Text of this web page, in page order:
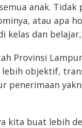
anak. Tidak
atau apa
kelas dan
Provinsi
objektif,
penerimaan
kita buat lebih